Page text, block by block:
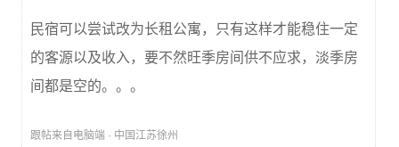
民宿可以尝试改为长租公寓，只有这样才能稳住一定
的客源以及收入，要不然旺季房间供不应求，淡季房
间都是空的。。。
跟帖来自电脑端 · 中国江苏徐州